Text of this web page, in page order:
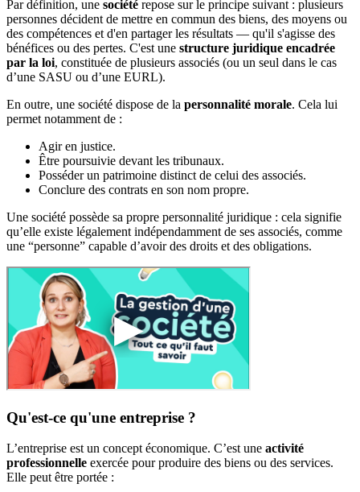
Par définition, une société repose sur le principe suivant : plusieurs
personnes décident de mettre en commun des biens, des moyens ou
des compétences et d'en partager les résultats — qu'il s'agisse des
bénéfices ou des pertes. C'est une structure juridique encadrée
par la loi, constituée de plusieurs associés (ou un seul dans le cas
d’une SASU ou d’une EURL).
En outre, une société dispose de la personnalité morale. Cela lui
permet notamment de :
Agir en justice.
Être poursuivie devant les tribunaux.
Posséder un patrimoine distinct de celui des associés.
Conclure des contrats en son nom propre.
Une société possède sa propre personnalité juridique : cela signifie
qu’elle existe légalement indépendamment de ses associés, comme
une “personne” capable d’avoir des droits et des obligations.
Qu'est-ce qu'une entreprise ?
L’entreprise est un concept économique. C’est une activité
professionnelle exercée pour produire des biens ou des services.
Elle peut être portée :